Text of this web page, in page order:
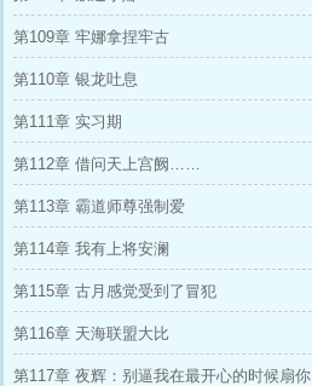
第109章 牢娜拿捏牢古
第110章 银龙吐息
第111章 实习期
第112章 借问天上宫阙……
第113章 霸道师尊强制爱
第114章 我有上将安澜
第115章 古月感觉受到了冒犯
第116章 天海联盟大比
第117章 夜辉：别逼我在最开心的时候扇你